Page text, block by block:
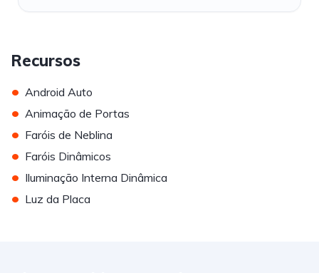
Recursos
• Android Auto
• Animação de Portas
• Faróis de Neblina
• Faróis Dinâmicos
• Iluminação Interna Dinâmica
• Luz da Placa